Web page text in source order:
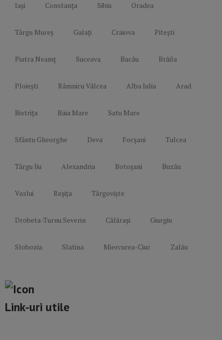
Iași Constanța Sibiu Oradea
Târgu Mureș Galați Craiova Pitești
Piatra Neamț Suceava Bacău Brăila
Ploiești Râmnicu Vâlcea Alba Iulia Arad
Bistrița Baia Mare Satu Mare
Sfântu Gheorghe Deva Focșani Tulcea
Târgu Jiu Alexandria Botoșani Buzău
Vaslui Reșița Târgoviște
Drobeta-Turnu Severin Călărași Giurgiu
Slobozia Slatina Miercurea-Ciuc Zalău
Link-uri utile